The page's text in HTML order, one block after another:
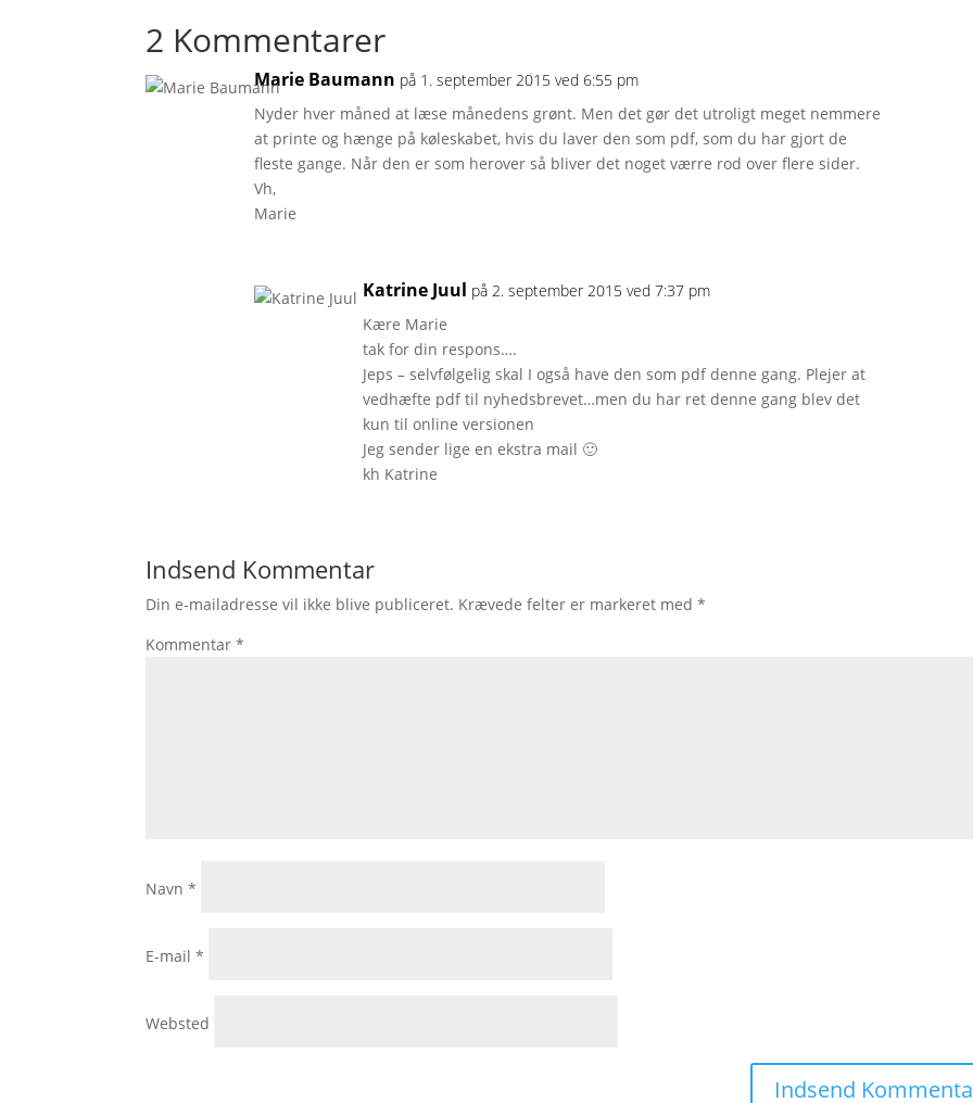
2 Kommentarer
Marie Baumann på 1. september 2015 ved 6:55 pm
Nyder hver måned at læse månedens grønt. Men det gør det utroligt meget nemmere
at printe og hænge på køleskabet, hvis du laver den som pdf, som du har gjort de
fleste gange. Når den er som herover så bliver det noget værre rod over flere sider.
Vh,
Marie
Katrine Juul på 2. september 2015 ved 7:37 pm
Kære Marie
tak for din respons….
Jeps – selvfølgelig skal I også have den som pdf denne gang. Plejer at
vedhæfte pdf til nyhedsbrevet…men du har ret denne gang blev det
kun til online versionen
Jeg sender lige en ekstra mail 🙂
kh Katrine
Indsend Kommentar
Din e-mailadresse vil ikke blive publiceret. Krævede felter er markeret med*
Kommentar*
Navn*
E-mail*
Websted